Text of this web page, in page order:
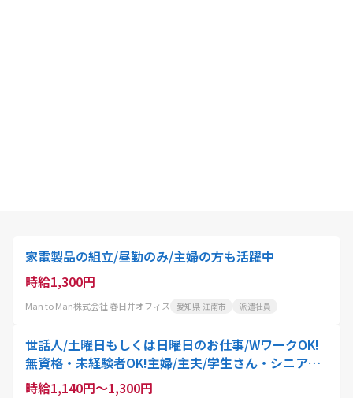
家電製品の組立/昼勤のみ/主婦の方も活躍中
時給1,300円
Man to Man株式会社 春日井オフィス 愛知県 江南市 派遣社員
世話人/土曜日もしくは日曜日のお仕事/WワークOK!
無資格・未経験者OK!主婦/主夫/学生さん・シニアの
方にもオススメ
時給1,140円～1,300円